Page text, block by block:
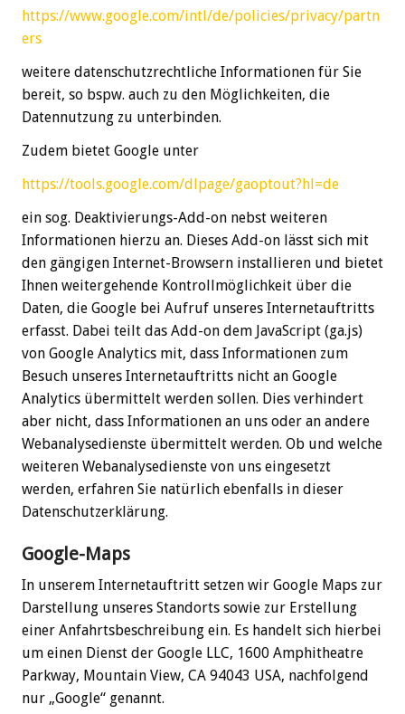
https://www.google.com/intl/de/policies/privacy/partn
ers
weitere datenschutzrechtliche Informationen für Sie
bereit, so bspw. auch zu den Möglichkeiten, die
Datennutzung zu unterbinden.
Zudem bietet Google unter
https://tools.google.com/dlpage/gaoptout?hl=de
ein sog. Deaktivierungs-Add-on nebst weiteren
Informationen hierzu an. Dieses Add-on lässt sich mit
den gängigen Internet-Browsern installieren und bietet
Ihnen weitergehende Kontrollmöglichkeit über die
Daten, die Google bei Aufruf unseres Internetauftritts
erfasst. Dabei teilt das Add-on dem JavaScript (ga.js)
von Google Analytics mit, dass Informationen zum
Besuch unseres Internetauftritts nicht an Google
Analytics übermittelt werden sollen. Dies verhindert
aber nicht, dass Informationen an uns oder an andere
Webanalysedienste übermittelt werden. Ob und welche
weiteren Webanalysedienste von uns eingesetzt
werden, erfahren Sie natürlich ebenfalls in dieser
Datenschutzerklärung.
Google-Maps
In unserem Internetauftritt setzen wir Google Maps zur
Darstellung unseres Standorts sowie zur Erstellung
einer Anfahrtsbeschreibung ein. Es handelt sich hierbei
um einen Dienst der Google LLC, 1600 Amphitheatre
Parkway, Mountain View, CA 94043 USA, nachfolgend
nur „Google“ genannt.